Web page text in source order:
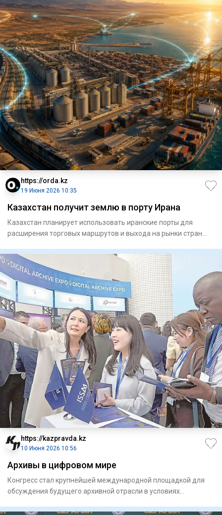
https://orda.kz
19 Июня 2026 10:35
Казахстан получит землю в порту Ирана
Казахстан планирует использовать иранские порты для
расширения торговых маршрутов и выхода на рынки стран
https://kazpravda.kz
10 Июня 2026 10:56
Архивы в цифровом мире
Конгресс стал крупнейшей меж­дународной площадкой для
обсуждения будущего архивной отрасли в условиях